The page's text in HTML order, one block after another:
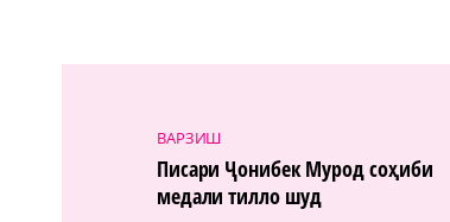
ВАРЗИШ
Писари Ҷонибек Мурод соҳиби
медали тилло шуд